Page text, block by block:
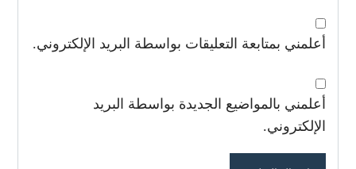
أعلمني بمتابعة التعليقات بواسطة البريد الإلكتروني.
أعلمني بالمواضيع الجديدة بواسطة البريد
الإلكتروني.